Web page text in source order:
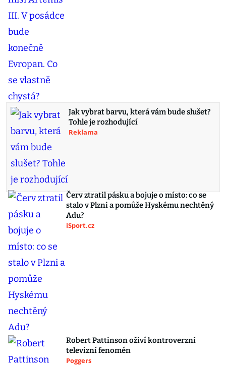
Jak vybrat barvu, která vám bude slušet?
Tohle je rozhodující
Reklama
Červ ztratil pásku a bojuje o místo: co se
stalo v Plzni a pomůže Hyskému nechtěný
Adu?
iSport.cz
Robert Pattinson oživí kontroverzní
televizní fenomén
Poggers